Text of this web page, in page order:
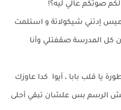
صوتكم عالي ليه؟!
إدتني شيكولاتة و استلمت
كل المدرسة صقفتلي وأنا
يا قلب بابا ، أيوا كدا عاوزك
مش الرسم بس علشان تبقي أحلى